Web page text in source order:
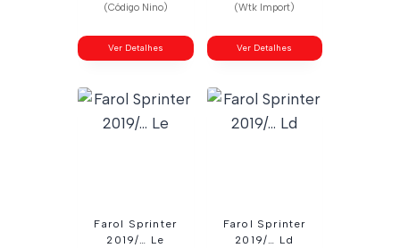
(Código Nino)
Ver Detalhes
(Wtk Import)
Ver Detalhes
Farol Sprinter
2019/… Le
Farol Sprinter
2019/… Ld